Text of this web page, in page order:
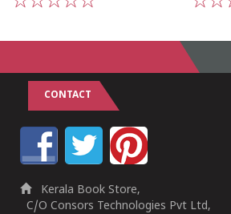
CONTACT
Kerala Book Store,
C/O Consors Technologies Pvt Ltd,